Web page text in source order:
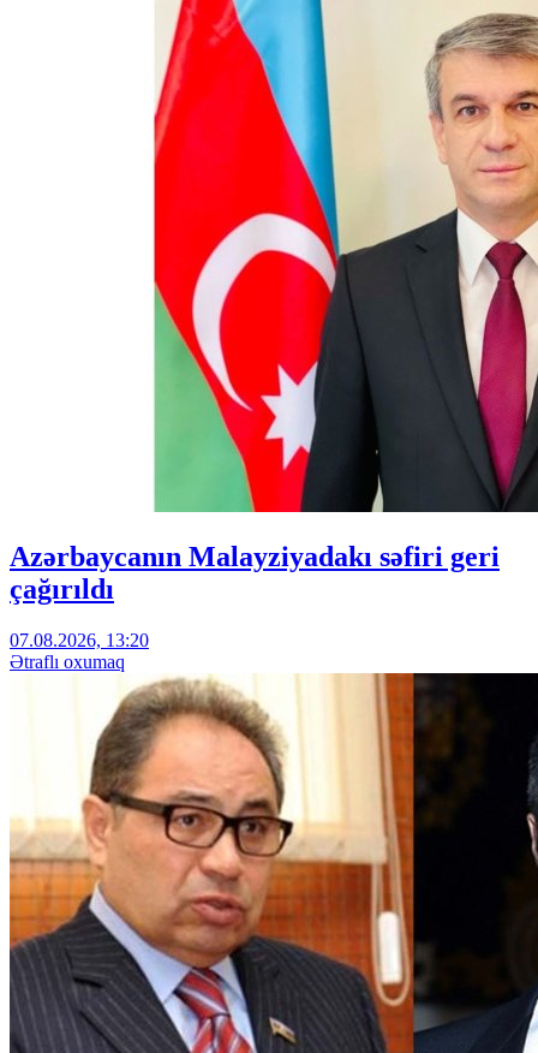
Azərbaycanın Malayziyadakı səfiri geri
çağırıldı
07.08.2026, 13:20
Ətraflı oxumaq